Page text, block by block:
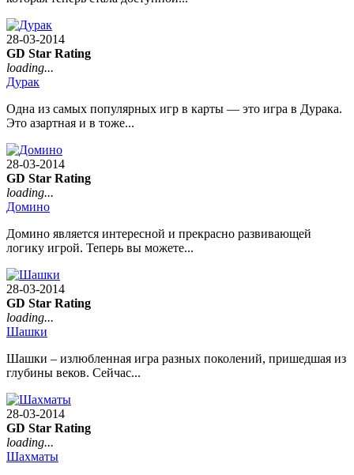
28-03-2014
GD Star Rating
loading...
Дурак
Одна из самых популярных игр в карты — это игра в Дурака.
Это азартная и в тоже...
28-03-2014
GD Star Rating
loading...
Домино
Домино является интересной и прекрасно развивающей
логику игрой. Теперь вы можете...
28-03-2014
GD Star Rating
loading...
Шашки
Шашки – излюбленная игра разных поколений, пришедшая из
глубины веков. Сейчас...
28-03-2014
GD Star Rating
loading...
Шахматы